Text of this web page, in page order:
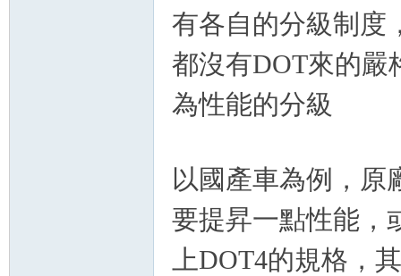
有各自的分級制度
都沒有DOT來的嚴
為性能的分級
以國產車為例，原
要提昇一點性能，
上DOT4的規格，